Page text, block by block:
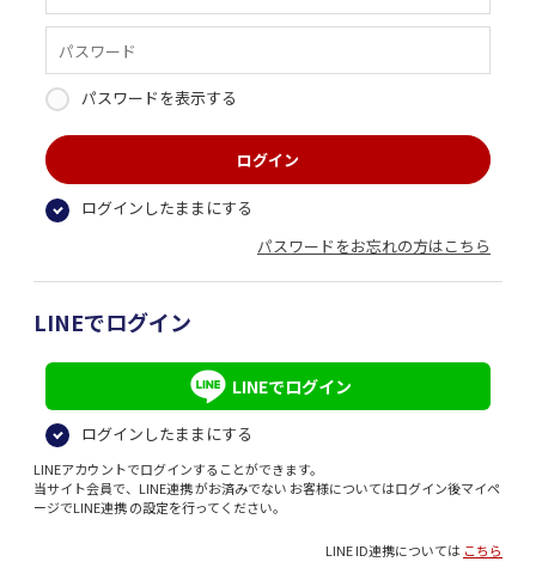
パスワードを表示する
ログインしたままにする
パスワードをお忘れの方はこちら
LINEでログイン
LINEでログイン
ログインしたままにする
LINEアカウントでログインすることができます。
当サイト会員で、LINE連携 がお済みでない お客様についてはログイン後マイペ
ージでLINE連携 の設定を行ってください。
LINE ID連携については こちら